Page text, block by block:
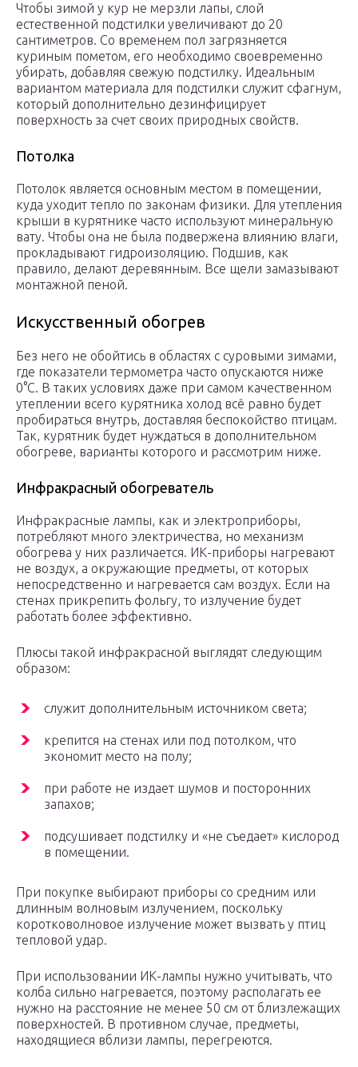
Чтобы зимой у кур не мерзли лапы, слой
естественной подстилки увеличивают до 20
сантиметров. Со временем пол загрязняется
куриным пометом, его необходимо своевременно
убирать, добавляя свежую подстилку. Идеальным
вариантом материала для подстилки служит сфагнум,
который дополнительно дезинфицирует
поверхность за счет своих природных свойств.
Потолка
Потолок является основным местом в помещении,
куда уходит тепло по законам физики. Для утепления
крыши в курятнике часто используют минеральную
вату. Чтобы она не была подвержена влиянию влаги,
прокладывают гидроизоляцию. Подшив, как
правило, делают деревянным. Все щели замазывают
монтажной пеной.
Искусственный обогрев
Без него не обойтись в областях с суровыми зимами,
где показатели термометра часто опускаются ниже
0°C. В таких условиях даже при самом качественном
утеплении всего курятника холод всё равно будет
пробираться внутрь, доставляя беспокойство птицам.
Так, курятник будет нуждаться в дополнительном
обогреве, варианты которого и рассмотрим ниже.
Инфракрасный обогреватель
Инфракрасные лампы, как и электроприборы,
потребляют много электричества, но механизм
обогрева у них различается. ИК-приборы нагревают
не воздух, а окружающие предметы, от которых
непосредственно и нагревается сам воздух. Если на
стенах прикрепить фольгу, то излучение будет
работать более эффективно.
Плюсы такой инфракрасной выглядят следующим
образом:
служит дополнительным источником света;
крепится на стенах или под потолком, что
экономит место на полу;
при работе не издает шумов и посторонних
запахов;
подсушивает подстилку и «не съедает» кислород
в помещении.
При покупке выбирают приборы со средним или
длинным волновым излучением, поскольку
коротковолновое излучение может вызвать у птиц
тепловой удар.
При использовании ИК-лампы нужно учитывать, что
колба сильно нагревается, поэтому располагать ее
нужно на расстояние не менее 50 см от близлежащих
поверхностей. В противном случае, предметы,
находящиеся вблизи лампы, перегреются.